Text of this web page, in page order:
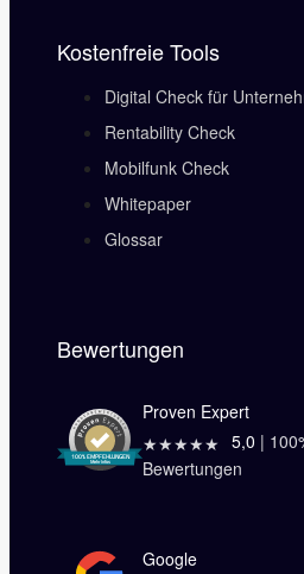
Kostenfreie Tools
Digital Check für
Rentability Check
Mobilfunk Check
Whitepaper
Glossar
Bewertungen
Proven Expert
★★★★★ 5,0 | 100
Bewertungen
Google